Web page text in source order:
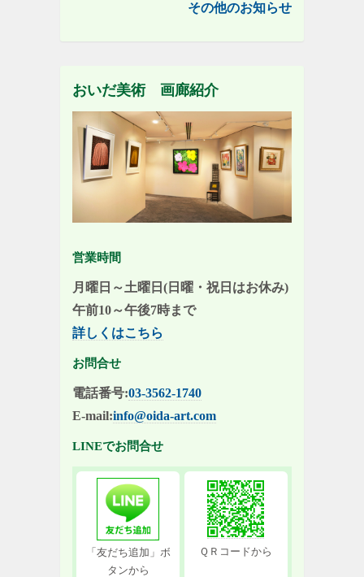
その他のお知らせ
おいだ美術 画廊紹介
営業時間
月曜日～土曜日(日曜・祝日はお休み)
午前10～午後7時まで
詳しくはこちら
お問合せ
電話番号:03-3562-1740
E-mail:info@oida-art.com
LINEでお問合せ
「友だち追加」ボ
タンから
ＱＲコードから